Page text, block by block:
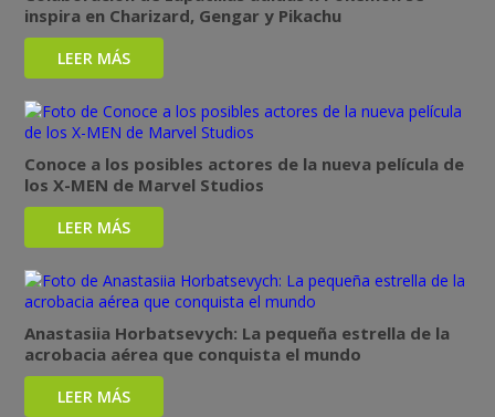
inspira en Charizard, Gengar y Pikachu
LEER MÁS
Conoce a los posibles actores de la nueva película de
los X-MEN de Marvel Studios
LEER MÁS
Anastasiia Horbatsevych: La pequeña estrella de la
acrobacia aérea que conquista el mundo
LEER MÁS